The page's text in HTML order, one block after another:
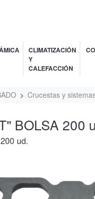
CLIMATIZACIÓN
Y
CALEFACCIÓN
Crucestas y
BOLSA 200
ud.